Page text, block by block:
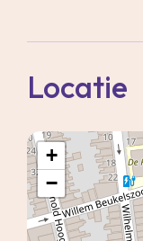
en
heb je
De woonkamer
schitterende
deuren naar
je een vrij
Locatie
+
−